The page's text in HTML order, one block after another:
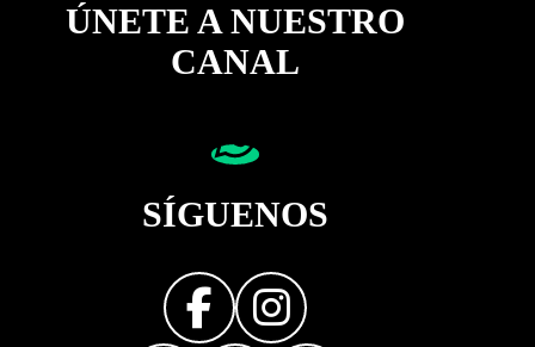
ÚNETE A NUESTRO
CANAL
SÍGUENOS